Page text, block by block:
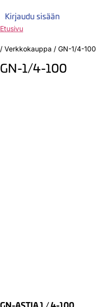
Kirjaudu sisään
Etusivu
/ Verkkokauppa / GN-1/4-100
GN-1/4-100